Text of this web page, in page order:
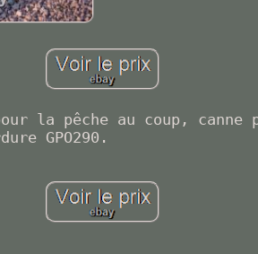
la pêche au coup, canne
GPO290.